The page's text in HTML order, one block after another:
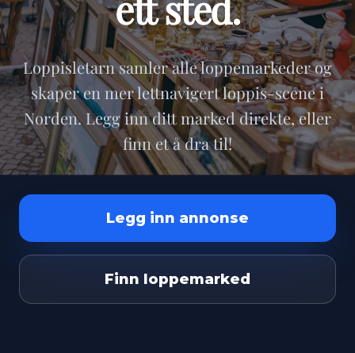
Loppisletarn samler alle loppemarkeder og
skaper en mer lettnavigert loppis-scene i
Norden. Legg inn ditt marked direkte, eller
finn et å dra til!
Legg inn annonse
Finn loppemarked